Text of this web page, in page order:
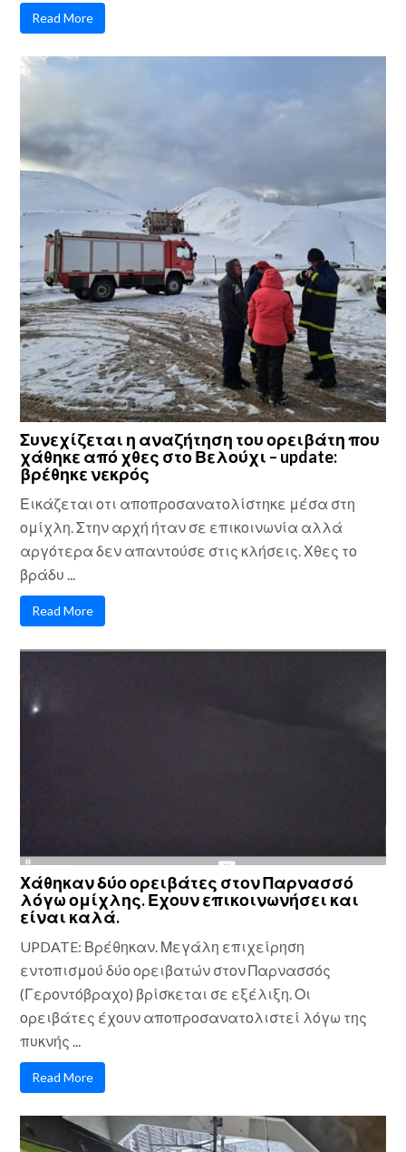
Read More
Συνεχίζεται η αναζήτηση του ορειβάτη που
χάθηκε από χθες στο Βελούχι – update:
βρέθηκε νεκρός
Εικάζεται οτι αποπροσανατολίστηκε μέσα στη
ομίχλη. Στην αρχή ήταν σε επικοινωνία αλλά
αργότερα δεν απαντούσε στις κλήσεις. Χθες το
βράδυ ...
Read More
Χάθηκαν δύο ορειβάτες στον Παρνασσό
λόγω ομίχλης. Εχουν επικοινωνήσει και
είναι καλά.
UPDATE: Βρέθηκαν. Μεγάλη επιχείρηση
εντοπισμού δύο ορειβατών στον Παρνασσός
(Γεροντόβραχο) βρίσκεται σε εξέλιξη. Οι
ορειβάτες έχουν αποπροσανατολιστεί λόγω της
πυκνής ...
Read More